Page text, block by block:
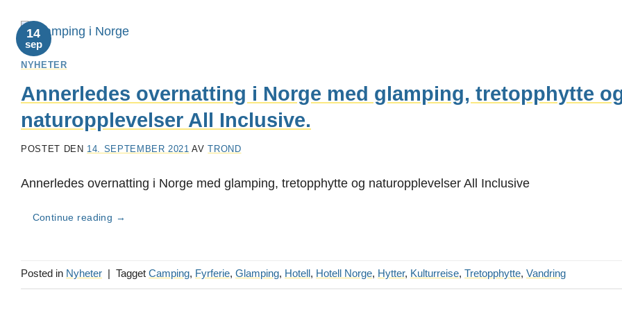
14
sep
NYHETER
Annerledes overnatting i Norge med glamping, tretopphytte
naturopplevelser All Inclusive.
POSTET DEN 14. SEPTEMBER 2021 AVTROND
Annerledes overnatting i Norge med glamping, tretopphytte og naturopplevelser All Inclusive
Continue reading →
Posted in Nyheter Tagget Camping, Fyrferie, Glamping, Hotell , Hotell Norge, Hytter, Kulturreise, Tretopphytte, Vandring